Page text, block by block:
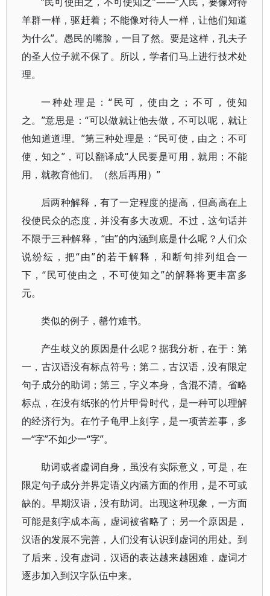
羊群一样，驱赶着；不能像对待人一样，让他们知道
为什么”。愚民的嘴脸，一目了然。要是这样，孔夫子
的圣人位子就不保了。所以，学者们马上进行技术处
理。
一种处理是：“民可，使由之；不可，使知
之。”意思是：“可以做就让他去做，不可以呢，就让
他知道道理。”第三种处理是：“民可使，由之；不可
使，知之”，可以翻译成“人民要是可用，就用；不能
用，就教育他们。（然后再用）”
后两种解释，有了一定程度的提高，但高高在上
役使民众的态度，并没有多大改观。不过，这句话并
不限于三种解释，“由”的内涵到底是什么呢？人们众
说纷纭，把“由”的若干解释，和断句排列组合一
下，“民可使由之，不可使知之”的解释将更丰富多
元。
类似的例子，罄竹难书。
产生歧义的原因是什么呢？据我分析，在于：第
一，古汉语没有标点符号；第二，古汉语，没有限定
句子成分的助词；第三，字义本身，含混不清。省略
标点，在没有纸张的竹片甲骨时代，是一种可以理解
的经济行为。在竹子龟甲上刻字，是一项苦差事，多
一“字”不如少一“字”。
助词或者虚词自身，虽没有实际意义，可是，在
限定句子成分并界定语义内涵方面的作用，是不可或
缺的。早期汉语，没有助词。出现这种现象，一方面
可能是刻字成本高，虚词被省略了；另一个原因是，
汉语的发展不完善，人们没有认识到虚词的用处。到
了后来，没有虚词，汉语的表达越来越困难，虚词才
逐步加入到汉字队伍中来。